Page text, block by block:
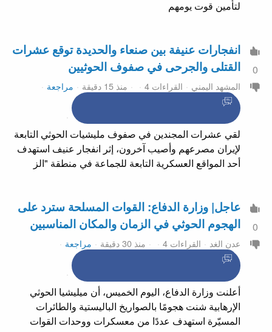
لتأمين قوت يومهم
0
انفجارات عنيفة بين صنعاء والحديدة توقع عشرات
القتلى والجرحى في صفوف الحوثيين
المشهد اليمني القراءات 4 منذ 15 دقيقة مراجعة
لقي عشرات المجندين في صفوف مليشيات الحوثي التابعة
لإيران مصرعهم وأصيب آخرون، إثر انفجار عنيف استهدف
أحد المواقع العسكرية التابعة للجماعة في منطقة "الز
0
عاجل| وزارة الدفاع: القوات المسلحة سترد على
الهجوم الحوثي في الزمان والمكان المناسبين
عدن الغد القراءات 4 منذ 30 دقيقة مراجعة
أعلنت وزارة الدفاع، اليوم الخميس، أن ميليشيا الحوثي
الإرهابية شنت هجومًا بالصواريخ الباليستية والطائرات
المسيّرة استهدف عددًا من معسكرات ووحدات القوات